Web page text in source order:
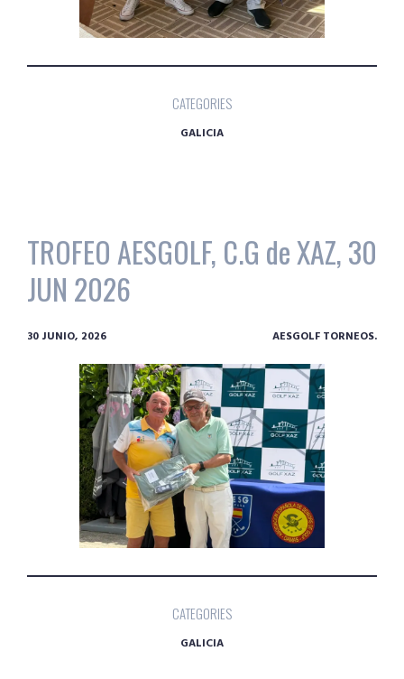
CATEGORIES
GALICIA
TROFEO AESGOLF, C.G de XAZ, 30
JUN 2026
30 JUNIO, 2026 AESGOLF TORNEOS.
CATEGORIES
GALICIA